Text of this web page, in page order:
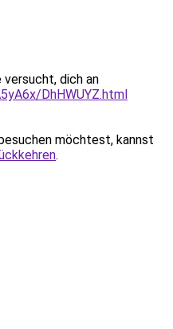
dich an
DhHWUYZ.html
möchtest, kannst
.